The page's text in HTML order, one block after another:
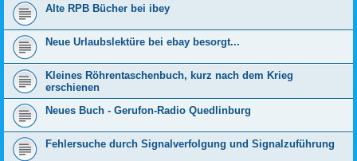
Alte RPB Bücher bei ibey
Neue Urlaubslektüre bei ebay besorgt...
Kleines Röhrentaschenbuch, kurz nach dem Krieg
erschienen
Neues Buch - Gerufon-Radio Quedlinburg
Fehlersuche durch Signalverfolgung und Signalzuführung